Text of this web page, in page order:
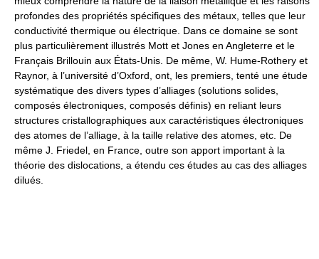
profondes des propriétés spécifiques des métaux, telles que leur
conductivité thermique ou électrique. Dans ce domaine se sont
plus particulièrement illustrés Mott et Jones en Angleterre et le
Français Brillouin aux États-Unis. De même, W. Hume-Rothery et
Raynor, à l’université d’Oxford, ont, les premiers, tenté une étude
systématique des divers types d’alliages (solutions solides,
composés électroniques, composés définis) en reliant leurs
structures cristallographiques aux caractéristiques électroniques
des atomes de l’alliage, à la taille relative des atomes, etc. De
même J. Friedel, en France, outre son apport important à la
théorie des dislocations, a étendu ces études au cas des alliages
dilués.